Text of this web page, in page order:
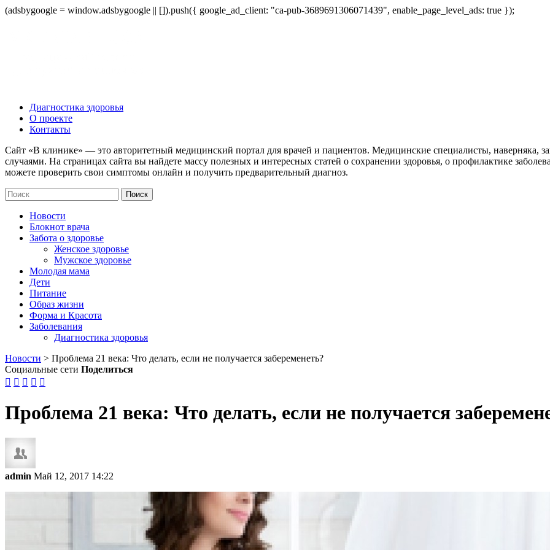
(adsbygoogle = window.adsbygoogle || []).push({ google_ad_client: "ca-pub-3689691306071439", enable_page_level_ads: true });
Диагностика здоровья
О проекте
Контакты
Сайт «В клинике» — это авторитетный медицинский портал для врачей и пациентов. Медицинские специалисты, наверняка,
случаями. На страницах сайта вы найдете массу полезных и интересных статей о сохранении здоровья, о профилактике
можете проверить свои симптомы онлайн и получить предварительный диагноз.
Новости
Блокнот врача
Забота о здоровье
Женское здоровье
Мужское здоровье
Молодая мама
Дети
Питание
Образ жизни
Форма и Красота
Заболевания
Диагностика здоровья
Новости > Проблема 21 века: Что делать, если не получается забеременеть?
Социальные сети Поделиться
    
Проблема 21 века: Что делать, если не получается
admin Май 12, 2017 14:22